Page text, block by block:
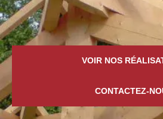
VOIR NOS
CONTACTEZ-